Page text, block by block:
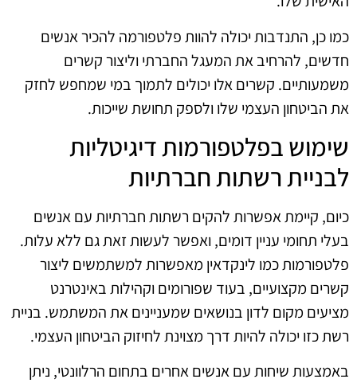
כמו כן, התנדבות יכולה להוות פלטפורמה להכיר אנשים
חדשים, להרחיב את המעגל החברתי וליצור קשרים
משמעותיים. קשרים אלו יכולים לתמוך במי שמחפש לחזק
את הביטחון העצמי שלו ולספק תחושת שייכות.
שימוש בפלטפורמות דיגיטליות
לבניית רשתות חברתיות
כיום, קיימת אפשרות להקים רשתות חברתיות עם אנשים
בעלי תחומי עניין דומים, ואפשר לעשות זאת גם ללא עלות.
פלטפורמות כמו לינקדאין מאפשרות למשתמשים ליצור
קשרים מקצועיים, בעוד שפורומים וקהילות באינטרנט
מציעים מקום לדון בנושאים שמעניינים את המשתמש. בניית
רשת כזו יכולה להיות דרך מצוינת לחיזוק הביטחון העצמי.
באמצעות שיחות עם אנשים אחרים בתחום הרלוונטי, ניתן